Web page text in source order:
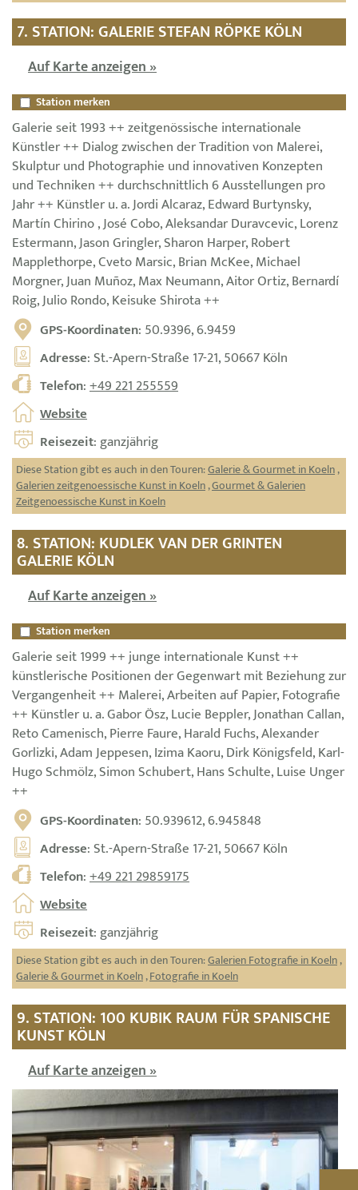
7. STATION: GALERIE STEFAN RÖPKE KÖLN
Auf Karte anzeigen »
Station merken
Galerie seit 1993 ++ zeitgenössische internationale
Künstler ++ Dialog zwischen der Tradition von Malerei,
Skulptur und Photographie und innovativen Konzepten
und Techniken ++ durchschnittlich 6 Ausstellungen pro
Jahr ++ Künstler u. a. Jordi Alcaraz, Edward Burtynsky,
Martín Chirino , José Cobo, Aleksandar Duravcevic, Lorenz
Estermann, Jason Gringler, Sharon Harper, Robert
Mapplethorpe, Cveto Marsic, Brian McKee, Michael
Morgner, Juan Muñoz, Max Neumann, Aitor Ortiz, Bernardí
Roig, Julio Rondo, Keisuke Shirota ++
GPS-Koordinaten: 50.9396, 6.9459
Adresse: St.-Apern-Straße 17-21, 50667 Köln
Telefon:+49 221 255559
Website
Reisezeit: ganzjährig
Diese Station gibt es auch in den Touren:Galerie & Gourmet in Koeln,
Galerien zeitgenoessische Kunst in Koeln,Gourmet & Galerien
Zeitgenoessische Kunst in Koeln
8. STATION: KUDLEK VAN DER GRINTEN
GALERIE KÖLN
Auf Karte anzeigen »
Station merken
Galerie seit 1999 ++ junge internationale Kunst ++
künstlerische Positionen der Gegenwart mit Beziehung zur
Vergangenheit ++ Malerei, Arbeiten auf Papier, Fotografie
++ Künstler u. a. Gabor Ösz, Lucie Beppler, Jonathan Callan,
Reto Camenisch, Pierre Faure, Harald Fuchs, Alexander
Gorlizki, Adam Jeppesen, Izima Kaoru, Dirk Königsfeld, Karl-
Hugo Schmölz, Simon Schubert, Hans Schulte, Luise Unger
++
GPS-Koordinaten: 50.939612, 6.945848
Adresse: St.-Apern-Straße 17-21, 50667 Köln
Telefon:+49 221 29859175
Website
Reisezeit: ganzjährig
Diese Station gibt es auch in den Touren:Galerien Fotografie in Koeln,
Galerie & Gourmet in Koeln,Fotografie in Koeln
9. STATION: 100 KUBIK RAUM FÜR SPANISCHE
KUNST KÖLN
Auf Karte anzeigen »